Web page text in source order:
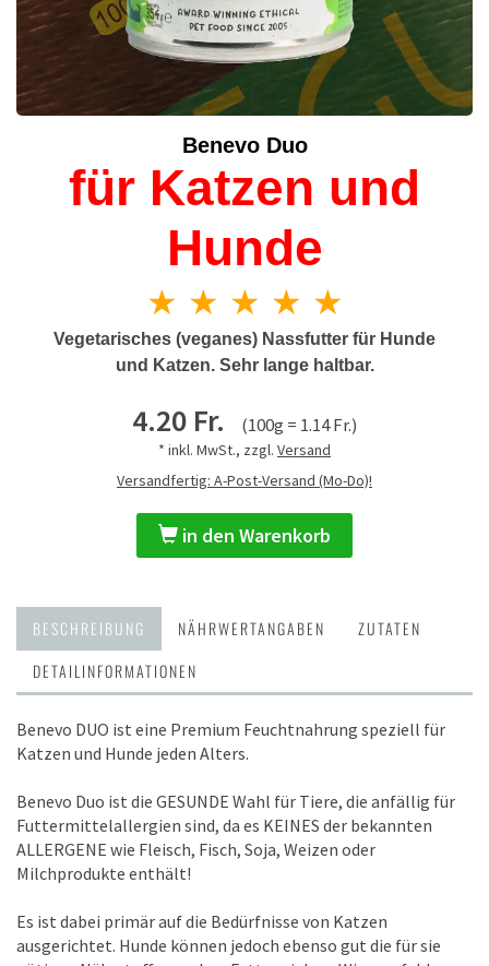
Benevo Duo
für Katzen und
Hunde
★ ★ ★ ★ ★
Vegetarisches (veganes) Nassfutter für Hunde
und Katzen. Sehr lange haltbar.
4.20 Fr. (100g = 1.14 Fr.)
* inkl. MwSt., zzgl. Versand
Versandfertig: A-Post-Versand (Mo-Do)!
in den Warenkorb
BESCHREIBUNG NÄHRWERTANGABEN
ZUTATEN
DETAILINFORMATIONEN
Benevo DUO ist eine Premium Feuchtnahrung speziell für
Katzen und Hunde jeden Alters.
Benevo Duo ist die GESUNDE Wahl für Tiere, die anfällig für
Futtermittelallergien sind, da es KEINES der bekannten
ALLERGENE wie Fleisch, Fisch, Soja, Weizen oder
Milchprodukte enthält!
Es ist dabei primär auf die Bedürfnisse von Katzen
ausgerichtet. Hunde können jedoch ebenso gut die für sie